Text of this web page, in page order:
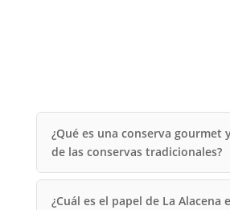
¿Qué es una conserva gourmet
de las conservas tradicionales?
¿Cuál es el papel de La Alacena